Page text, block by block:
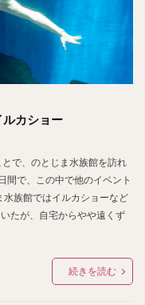
カショー
で、のとじま水族館を訪れ
間で、この中で他のイベント
水族館ではイルカショーなど
たが、自宅からやや遠くず
続きを読む